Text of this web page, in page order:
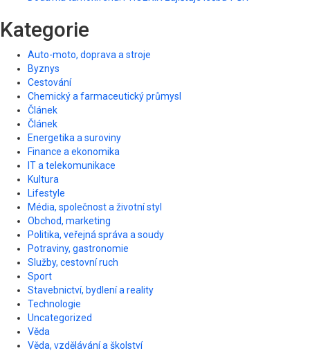
Kategorie
Auto-moto, doprava a stroje
Byznys
Cestování
Chemický a farmaceutický průmysl
Článek
Článek
Energetika a suroviny
Finance a ekonomika
IT a telekomunikace
Kultura
Lifestyle
Média, společnost a životní styl
Obchod, marketing
Politika, veřejná správa a soudy
Potraviny, gastronomie
Služby, cestovní ruch
Sport
Stavebnictví, bydlení a reality
Technologie
Uncategorized
Věda
Věda, vzdělávání a školství